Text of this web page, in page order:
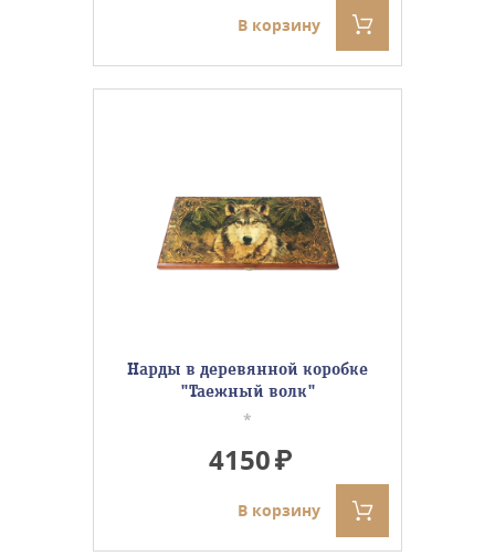
В корзину
Нарды в деревянной коробке
"Таежный волк"
*
4150
В корзину